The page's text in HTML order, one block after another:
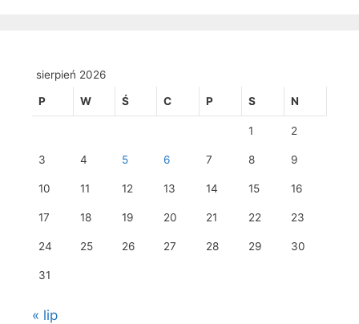
sierpień 2026
P W Ś C P S N
1 2
3 4 5 6 7 8 9
10 11 12 13 14 15 16
17 18 19 20 21 22 23
24 25 26 27 28 29 30
31
« lip